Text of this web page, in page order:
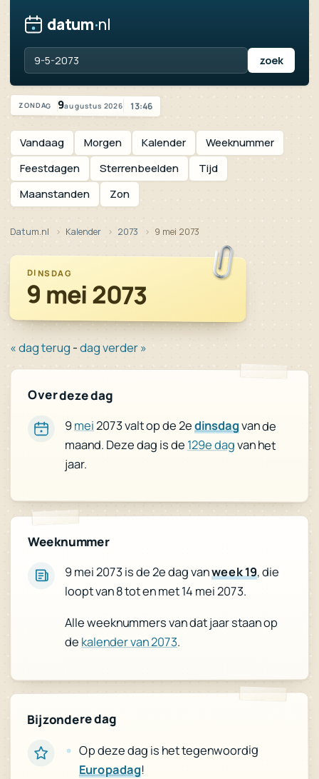
datum·nl
Vandaag is het zondag 9 augustus 2026
ZONDAG 9augustus 2026 13:46
Vandaag Morgen Kalender
Weeknummer
Sterrenbeelden
Tijd
Maanstanden
Zon
Feestdagen
Datum.nl Kalender 2073 9 mei 2073
DINSDAG
9 mei 2073
« dag terug -dag verder »
Over deze dag
9mei2073 valt op de 2edinsdagvan de
maand. Deze dag is de 129e dagvan het
jaar.
Weeknummer
9 mei 2073 is de 2e dag vanweek 19, die
loopt van 8 tot en met 14 mei 2073.
Alle weeknummers van dat jaar staan op
de kalender van 2073.
Bijzondere dag
Op deze dag is het tegenwoordig
Europadag!
Zoek een datum, jaartal of feestdag